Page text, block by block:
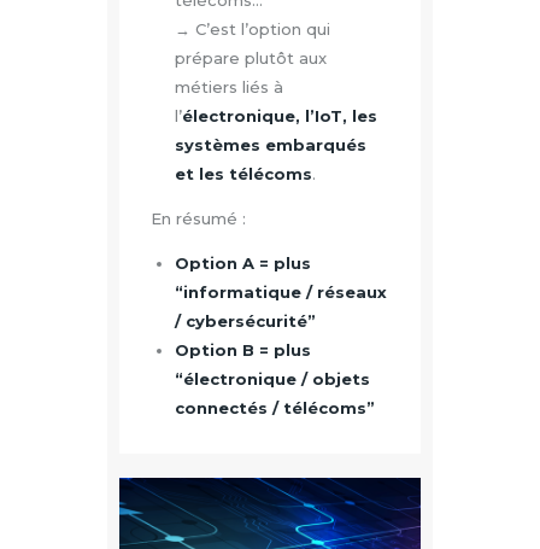
→ C’est l’option qui
prépare plutôt aux
métiers liés à
l’électronique, l’IoT, les
systèmes embarqués
et les télécoms.
En résumé :
Option A = plus
“informatique / réseaux
/ cybersécurité”
Option B = plus
“électronique / objets
connectés / télécoms”